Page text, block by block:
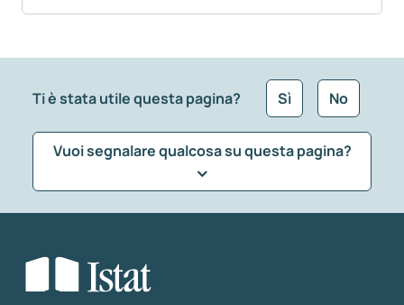
Ti è stata utile questa pagina? Sì No
Vuoi segnalare qualcosa su questa pagina?
Seleziona la tipologia della segnalazione